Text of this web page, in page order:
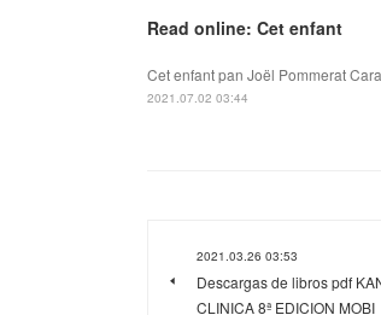
Read online: Cet enfant
Cet enfant pan Joël Pommerat
2021.07.02 03:44
2021.03.26 03:53
Descargas de libros pdf
CLINICA 8ª EDICION MOBI